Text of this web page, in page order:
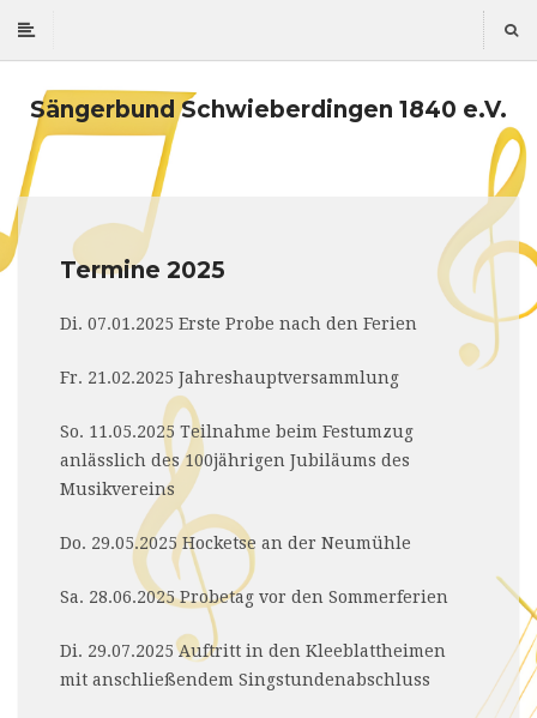
Sängerbund Schwieberdingen 1840 e.V.
Termine 2025
Di. 07.01.2025 Erste Probe nach den Ferien
Fr. 21.02.2025 Jahreshauptversammlung
So. 11.05.2025 Teilnahme beim Festumzug
anlässlich des 100jährigen Jubiläums des
Musikvereins
Do. 29.05.2025 Hocketse an der Neumühle
Sa. 28.06.2025 Probetag vor den Sommerferien
Di. 29.07.2025 Auftritt in den Kleeblattheimen
mit anschließendem Singstundenabschluss